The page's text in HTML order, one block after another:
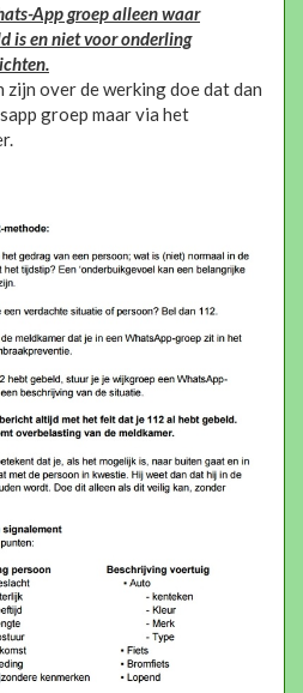
App groep alleen waar
is en niet voor onderling
zijn over de werking doe dat dan
groep maar via het